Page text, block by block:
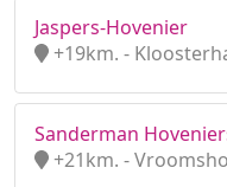
Jaspers-Hovenier
+19km. -
Sanderman
+21km. -